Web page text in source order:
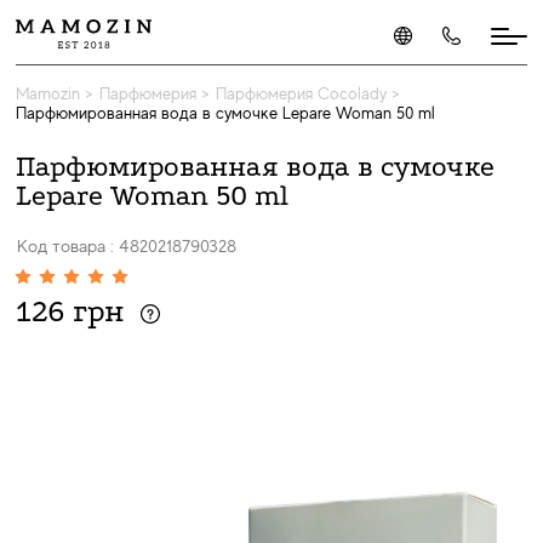
Mamozin > Парфюмерия > Парфюмерия Cocolady >
Парфюмированная вода в сумочке Lepare Woman 50 ml
Парфюмированная вода в сумочке
Lepare Woman 50 ml
Код товара : 4820218790328
126 грн